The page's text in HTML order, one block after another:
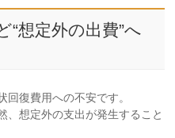
想定外の出費”へ
復費用への不安です。
、想定外の支出が発生すること